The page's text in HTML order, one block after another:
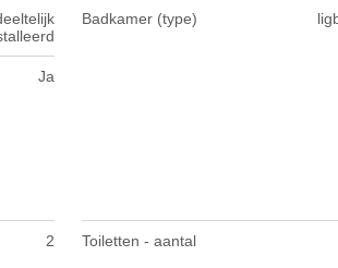
Badkamer (type)
Ja
2 Toiletten - aantal